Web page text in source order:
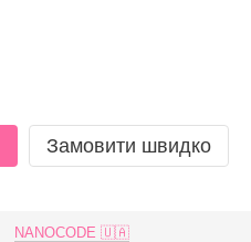
Замовити швидко
NANOCODE 🇺🇦